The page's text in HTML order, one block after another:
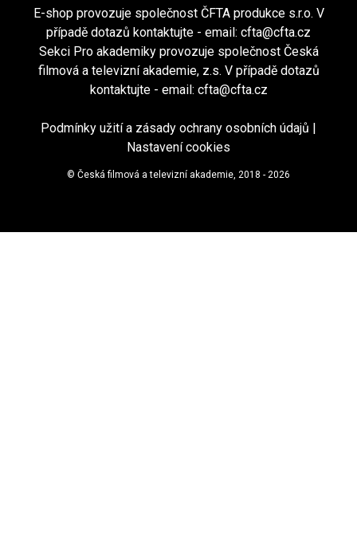
E-shop provozuje společnost ČFTA produkce s.r.o. V
případě dotazů kontaktujte - email: cfta@cfta.cz
Sekci Pro akademiky provozuje společnost Česká
filmová a televizní akademie, z.s. V případě dotazů
kontaktujte - email: cfta@cfta.cz
Podmínky užití a zásady ochrany osobních údajů
Nastavení cookies
© Česká filmová a televizní akademie, 2018 - 2026